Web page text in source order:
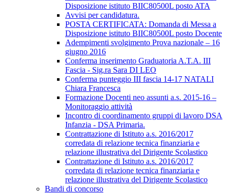
Disposizione istituto BIIC80500L posto ATA
Avvisi per candidatura.
POSTA CERTIFICATA: Domanda di Messa a
Disposizione istituto BIIC80500L posto Docente
Adempimenti svolgimento Prova nazionale – 16
giugno 2016
Conferma inserimento Graduatoria A.T.A. III
Fascia - Sig.ra Sara DI LEO
Conferma punteggio III fascia 14-17 NATALI
Chiara Francesca
Formazione Docenti neo assunti a.s. 2015-16 –
Monitoraggio attività
Incontro di coordinamento gruppi di lavoro DSA
Infanzia - DSA Primaria.
Contrattazione di Istituto a.s. 2016/2017
corredata di relazione tecnica finanziaria e
relazione illustrativa del Dirigente Scolastico
Contrattazione di Istituto a.s. 2016/2017
corredata di relazione tecnica finanziaria e
relazione illustrativa del Dirigente Scolastico
Bandi di concorso